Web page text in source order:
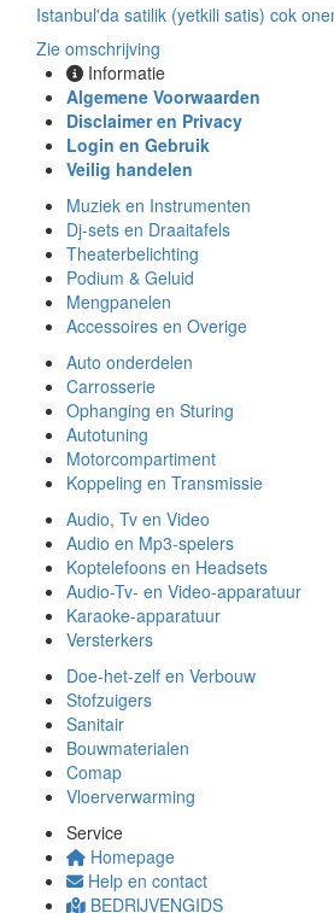
Istanbul'da satilik (yetkili satis) cok
Zie omschrijving
Informatie
Algemene Voorwaarden
Disclaimer en Privacy
Login en Gebruik
Veilig handelen
Muziek en Instrumenten
Dj-sets en Draaitafels
Theaterbelichting
Podium & Geluid
Mengpanelen
Accessoires en Overige
Auto onderdelen
Carrosserie
Ophanging en Sturing
Autotuning
Motorcompartiment
Koppeling en Transmissie
Audio, Tv en Video
Audio en Mp3-spelers
Koptelefoons en Headsets
Audio-Tv- en Video-apparatuur
Karaoke-apparatuur
Versterkers
Doe-het-zelf en Verbouw
Stofzuigers
Sanitair
Bouwmaterialen
Comap
Vloerverwarming
Service
Homepage
Help en contact
BEDRIJVENGIDS